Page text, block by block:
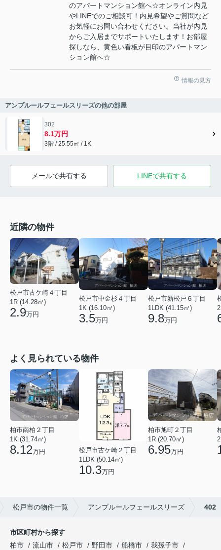
のアパートマンション館へ☆オンライン内見
やLINEでのご相談可！内見希望やご質問など
お気軽にお問い合わせください。当社が内見
からご入居までサポートいたします！お部屋
探しなら、黄色い看板が目印のアパートマン
ション館へ☆
情報の見方
アンプルールフェールスリーズの他の部屋
302
8.1万円
3階 / 25.55㎡ / 1K
メールで共有する LINEで共有する
近隣の物件
松戸市古ケ崎４丁目
1R (14.28㎡)
2.9万円
松戸市中金杉４丁目
1K (16.10㎡)
3.5万円
松戸市新松戸６丁目
1LDK (41.15㎡)
9.8万円
よく見られている物件
柏市南柏２丁目
1K (31.74㎡)
8.12万円
松戸市古ケ崎２丁目
1LDK (50.14㎡)
10.3万円
柏市旭町２丁目
1R (20.70㎡)
6.95万円
松戸市の物件一覧 アンプルールフェールスリーズ 402
市区町村から探す
柏市
流山市 松戸市 野田市 船橋市
我孫子市